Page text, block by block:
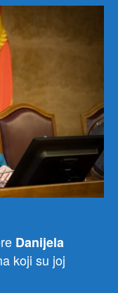
na
Danijela
koji su joj